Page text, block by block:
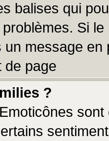
balises qui
Si
un message
de page
?